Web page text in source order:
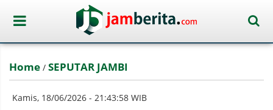
Home / SEPUTAR JAMBI
Kamis, 18/06/2026 - 21:43:58 WIB